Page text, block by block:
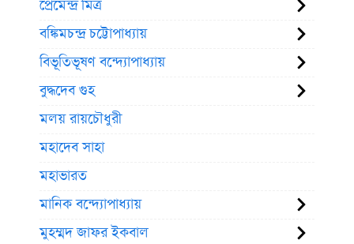
প্রেমেন্দ্র মিত্র
বঙ্কিমচন্দ্র চট্টোপাধ্যায়
বিভূতিভূষণ বন্দ্যোপাধ্যায়
বুদ্ধদেব গুহ
মলয় রায়চৌধুরী
মহাদেব সাহা
মহাভারত
মানিক বন্দ্যোপাধ্যায়
মুহম্মদ জাফর ইকবাল